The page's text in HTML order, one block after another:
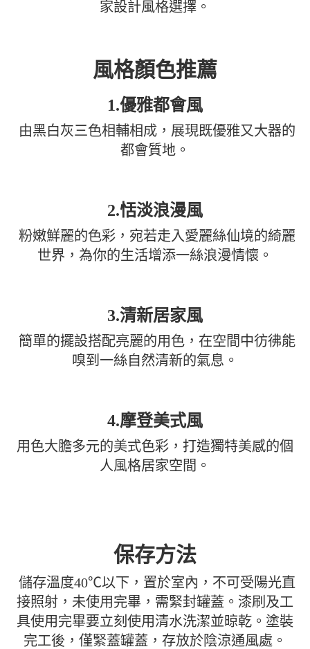
家設計風格選擇。
風格顏色推薦
1.優雅都會風
由黑白灰三色相輔相成，展現既優雅又大器的
都會質地。
2.恬淡浪漫風
粉嫩鮮麗的色彩，宛若走入愛麗絲仙境的綺麗
世界，為你的生活增添一絲浪漫情懷。
3.清新居家風
簡單的擺設搭配亮麗的用色，在空間中彷彿能
嗅到一絲自然清新的氣息。
4.摩登美式風
用色大膽多元的美式色彩，打造獨特美感的個
人風格居家空間。
保存方法
儲存溫度40℃以下，置於室內，不可受陽光直
接照射，未使用完畢，需緊封罐蓋。漆刷及工
具使用完畢要立刻使用清水洗潔並晾乾。塗裝
完工後，僅緊蓋罐蓋，存放於陰涼通風處。